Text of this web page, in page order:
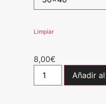
Limpiar
8,00€
Añadir